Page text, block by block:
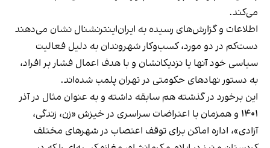
می‌کند.
اطلاعات و گزارش‌های رسیده به ایران‌اینترنشنال نشان می‌دهند
دست‌کم در دو مورد، کسب‌وکار شهروندان به دلیل فعالیت
سیاسی خود آنها یا نزدیکانشان و با هدف اعمال فشار بر افراد،
به دستور نهادهای حکومتی در تهران پلمب شده‌اند.
این برخورد در گذشته هم سابقه داشته و به عنوان مثال در آذر
۱۴۰۱ و همزمان با اعتراضات سراسری در خیزش «زن، زندگی،
آزادی»، اداره اماکن برای توقف اعتصاب در شهرهای مختلف